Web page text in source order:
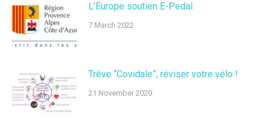
L’Europe soutien E-Pedal
7 March 2022
Trêve “Covidale”, réviser votre vélo !
21 November 2020